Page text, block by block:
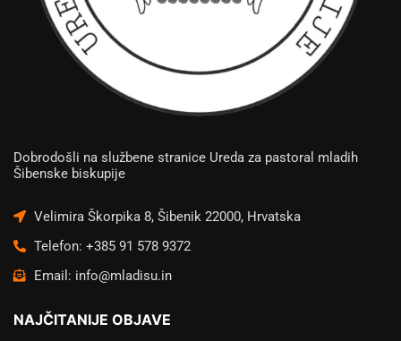
Dobrodošli na službene stranice Ureda za pastoral mladih
Šibenske biskupije
Velimira Škorpika 8, Šibenik 22000, Hrvatska
Telefon: +385 91 578 9372
Email: info@mladisu.in
NAJČITANIJE OBJAVE